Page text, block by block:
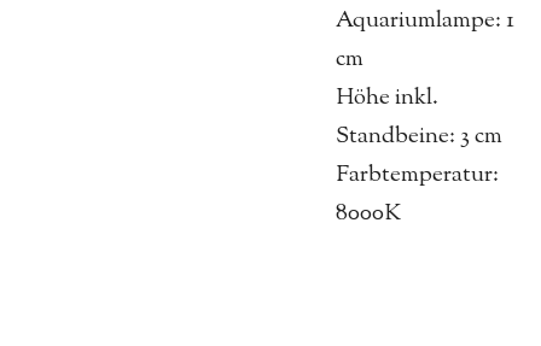
Aquariumlampe: 1
cm
Höhe inkl.
Standbeine: 3 cm
Farbtemperatur:
8000K